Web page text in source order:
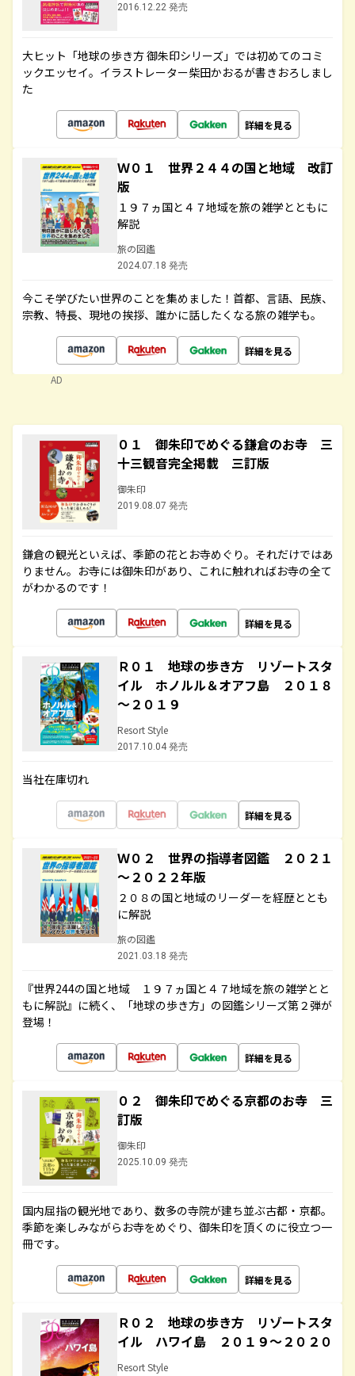
2016.12.22 発売
大ヒット「地球の歩き方 御朱印シリーズ」では初めてのコミ
ックエッセイ。イラストレーター柴田かおるが書きおろしまし
た
詳細を見る
Ｗ０１ 世界２４４の国と地域 改訂
版
１９７ヵ国と４７地域を旅の雑学とともに
解説
旅の図鑑
2024.07.18 発売
今こそ学びたい世界のことを集めました！首都、言語、民族、
宗教、特長、現地の挨拶、誰かに話したくなる旅の雑学も。
詳細を見る
AD
０１ 御朱印でめぐる鎌倉のお寺 三
十三観音完全掲載 三訂版
御朱印
2019.08.07 発売
鎌倉の観光といえば、季節の花とお寺めぐり。それだけではあ
りません。お寺には御朱印があり、これに触れればお寺の全て
がわかるのです！
詳細を見る
Ｒ０１ 地球の歩き方 リゾートスタ
イル ホノルル＆オアフ島 ２０１８
～２０１９
Resort Style
2017.10.04 発売
当社在庫切れ
詳細を見る
Ｗ０２ 世界の指導者図鑑 ２０２１
～２０２２年版
２０８の国と地域のリーダーを経歴ととも
に解説
旅の図鑑
2021.03.18 発売
『世界244の国と地域 １９７ヵ国と４７地域を旅の雑学とと
もに解説』に続く、「地球の歩き方」の図鑑シリーズ第２弾が
登場！
詳細を見る
０２ 御朱印でめぐる京都のお寺 三
訂版
御朱印
2025.10.09 発売
国内屈指の観光地であり、数多の寺院が建ち並ぶ古都・京都。
季節を楽しみながらお寺をめぐり、御朱印を頂くのに役立つ一
冊です。
詳細を見る
Ｒ０２ 地球の歩き方 リゾートスタ
イル ハワイ島 ２０１９～２０２０
Resort Style